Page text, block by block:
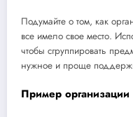
Подумайте о том, как
все имело свое место.
чтобы сгруппировать
нужное и проще
Пример организации